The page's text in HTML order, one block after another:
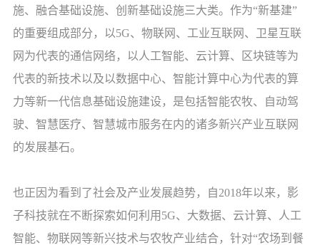
施、融合基础设施、创新基础设施三大类。作为“新基建”
的重要组成部分，以5G、物联网、工业互联网、卫星互联
网为代表的通信网络，以人工智能、云计算、区块链等为
代表的新技术以及以数据中心、智能计算中心为代表的算
力等新一代信息基础设施建设，是包括智能农牧、自动驾
驶、智慧医疗、智慧城市服务在内的诸多新兴产业互联网
的发展基石。
也正因为看到了社会及产业发展趋势，自2018年以来，影
子科技就在不断探索如何利用5G、大数据、云计算、人工
智能、物联网等新兴技术与农牧产业结合，针对“农场到餐